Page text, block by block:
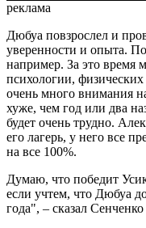
реклама
Дюбуа повзрослел и
уверенности и опыта.
например. За это время
психологии,
очень много внимания
хуже, чем год или два
будет очень трудно.
его лагерь, у него все
на все 100%.
Думаю, что победит
если учтем, что Дюбуа
года", – сказал